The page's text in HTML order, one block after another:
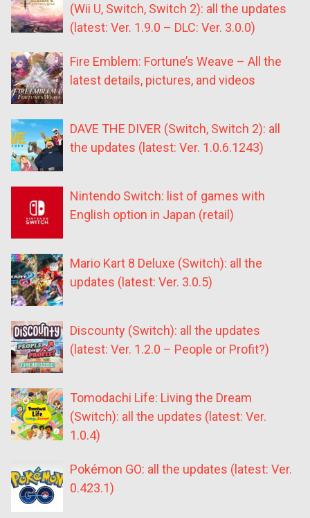
(Wii U, Switch, Switch 2): all the updates
(latest: Ver. 1.9.0 – DLC: Ver. 3.0.0)
Fire Emblem: Fortune’s Weave – All the
latest details, pictures, and videos
DAVE THE DIVER (Switch, Switch 2): all
the updates (latest: Ver. 1.0.6.1243)
Nintendo Switch: list of games with
English option in Japan (retail)
Mario Kart 8 Deluxe (Switch): all the
updates (latest: Ver. 3.0.5)
Discounty (Switch): all the updates
(latest: Ver. 1.2.0 – People or Profit?)
Tomodachi Life: Living the Dream
(Switch): all the updates (latest: Ver.
1.0.4)
Pokémon GO: all the updates (latest: Ver.
0.423.1)